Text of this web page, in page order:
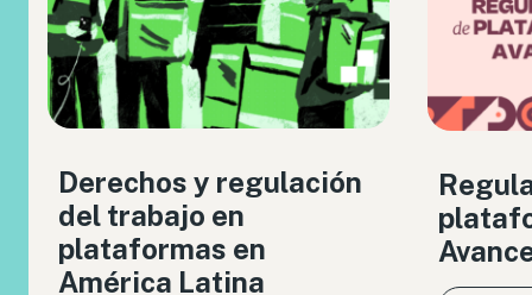
Derechos y regulación
del trabajo en
plataformas en
América Latina